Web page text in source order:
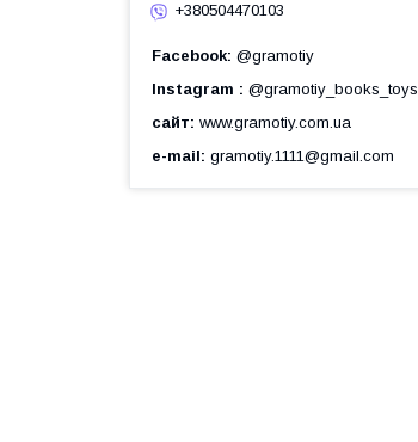
+380504470103
Facebook @gramotiy
Instagram
@gramotiy_books_toys
сайт www.gramotiy.com.ua
e-mail gramotiy.1111@gmail.com